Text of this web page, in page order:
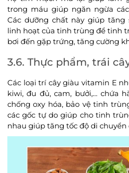
trong máu giúp ngăn ngừa
Các dưỡng chất này giúp tăng
linh hoạt của tinh trùng để tinh
bơi đến gặp trứng, tăng cường
3.6. Thực phẩm, trái
Các loại trí cây giàu vitamin E
kiwi, đu đủ, cam, bưởi,… chứa
chống oxy hóa, bảo vệ tinh
các gốc tự do giúp cho tinh
nhau giúp tăng tốc độ di